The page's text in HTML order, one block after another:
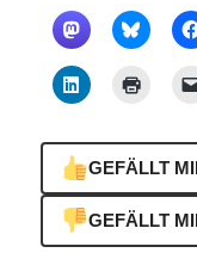
GEFÄLLT
GEFÄLLT